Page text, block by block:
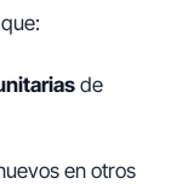
de
en otros